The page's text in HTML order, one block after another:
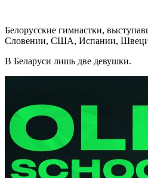
Белорусские гимнастки,
Словении, США, Испании,
В Беларуси лишь две девушки.